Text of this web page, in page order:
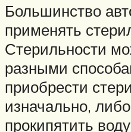
Большинство
применять
Стерильности
разными
приобрести
изначально,
прокипятить